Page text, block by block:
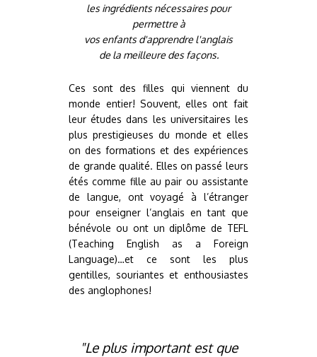
les ingrédients nécessaires pour
permettre à
vos enfants d'apprendre l'anglais
de la meilleure des façons.
Ces sont des filles qui viennent du
monde entier! Souvent, elles ont fait
leur études dans les universitaires les
plus prestigieuses du monde et elles
on des formations et des expériences
de grande qualité. Elles on passé leurs
étés comme fille au pair ou assistante
de langue, ont voyagé à l’étranger
pour enseigner l’anglais en tant que
bénévole ou ont un diplôme de TEFL
(Teaching English as a Foreign
Language)…et ce sont les plus
gentilles, souriantes et enthousiastes
des anglophones!
"Le plus important est que